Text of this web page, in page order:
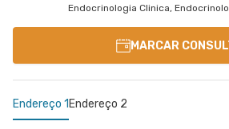
Endocrinologia Clinica,
MARCAR
Endereço 1 Endereço 2